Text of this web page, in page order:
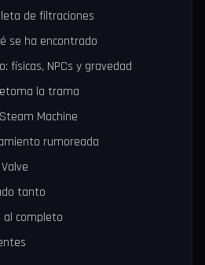
de filtraciones
se ha encontrado
físicas, NPCs y gravedad
la trama
Machine
rumoreada
tanto
al completo